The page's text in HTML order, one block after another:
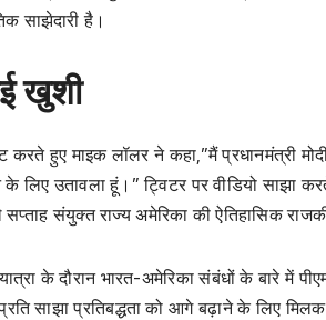
साझेदारी है।
खुशी
करते हुए माइक लॉलर ने कहा,”मैं प्रधानमंत्री
उतावला हूं।” ट्विटर पर वीडियो साझा
संयुक्त राज्य अमेरिका की ऐतिहासिक
के दौरान भारत-अमेरिका संबंधों के बारे में
साझा प्रतिबद्धता को आगे बढ़ाने के लिए